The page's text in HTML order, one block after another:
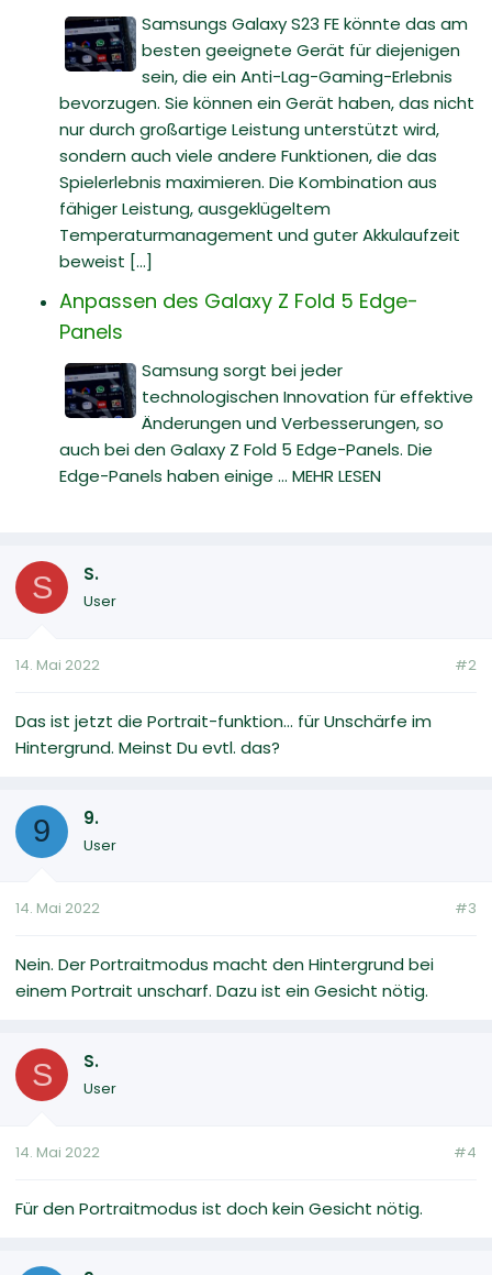
Samsungs Galaxy S23 FE könnte das am
besten geeignete Gerät für diejenigen
sein, die ein Anti-Lag-Gaming-Erlebnis
bevorzugen. Sie können ein Gerät haben, das nicht
nur durch großartige Leistung unterstützt wird,
sondern auch viele andere Funktionen, die das
Spielerlebnis maximieren. Die Kombination aus
fähiger Leistung, ausgeklügeltem
Temperaturmanagement und guter Akkulaufzeit
beweist [...]
Anpassen des Galaxy Z Fold 5 Edge-
Panels
Samsung sorgt bei jeder
technologischen Innovation für effektive
Änderungen und Verbesserungen, so
auch bei den Galaxy Z Fold 5 Edge-Panels. Die
Edge-Panels haben einige ... MEHR LESEN
S S.
User
14. Mai 2022 #2
Das ist jetzt die Portrait-funktion... für Unschärfe im
Hintergrund. Meinst Du evtl. das?
9 9.
User
14. Mai 2022 #3
Nein. Der Portraitmodus macht den Hintergrund bei
einem Portrait unscharf. Dazu ist ein Gesicht nötig.
S S.
User
14. Mai 2022 #4
Für den Portraitmodus ist doch kein Gesicht nötig.